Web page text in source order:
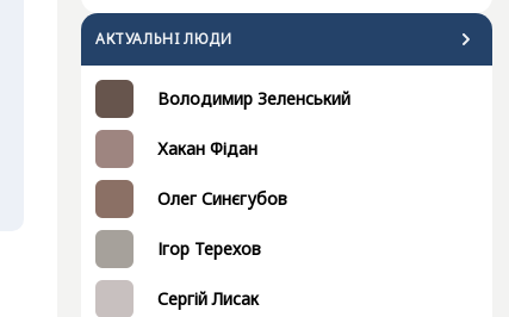
АКТУАЛЬНI ЛЮДИ
Володимир Зеленський
Хакан Фідан
Олег Синєгубов
Ігор Терехов
Сергій Лисак